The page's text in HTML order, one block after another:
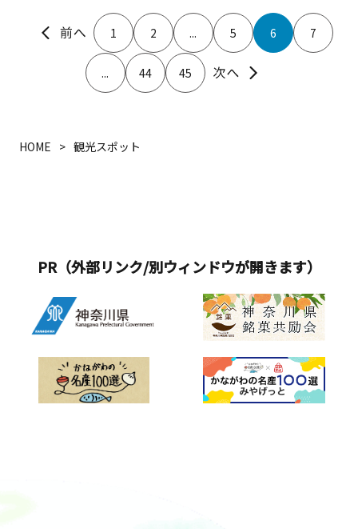
られるほか、展望甲板からは芦ノ湖を
360度パノラマで楽しむことができま
す。
1 2 ... 5 6 7
... 44 45
HOME 観光スポット
PR（外部リンク/別ウィンドウが開きます）